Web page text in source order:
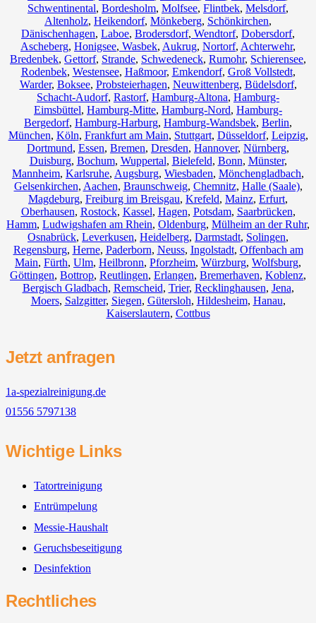
Schwentinental, Bordesholm, Molfsee, Flintbek, Melsdorf,
Altenholz, Heikendorf, Mönkeberg, Schönkirchen,
Dänischenhagen, Laboe, Brodersdorf, Wendtorf, Dobersdorf,
Ascheberg, Honigsee, Wasbek, Aukrug, Nortorf, Achterwehr,
Bredenbek, Gettorf, Strande, Schwedeneck, Rumohr, Schierensee,
Rodenbek, Westensee, Haßmoor, Emkendorf, Groß Vollstedt,
Warder, Boksee, Probsteierhagen, Neuwittenberg, Büdelsdorf,
Schacht-Audorf, Rastorf, Hamburg-Altona, Hamburg-
Eimsbüttel, Hamburg-Mitte, Hamburg-Nord, Hamburg-
Bergedorf, Hamburg-Harburg, Hamburg-Wandsbek, Berlin,
München, Köln, Frankfurt am Main, Stuttgart, Düsseldorf, Leipzig,
Dortmund, Essen, Bremen, Dresden, Hannover, Nürnberg,
Duisburg, Bochum, Wuppertal, Bielefeld, Bonn, Münster,
Mannheim, Karlsruhe, Augsburg, Wiesbaden, Mönchengladbach,
Gelsenkirchen, Aachen, Braunschweig, Chemnitz⁠, Halle (Saale),
Magdeburg, Freiburg im Breisgau, Krefeld, Mainz, Erfurt,
Oberhausen, Rostock, Kassel, Hagen, Potsdam, Saarbrücken,
Hamm, Ludwigshafen am Rhein, Oldenburg, Mülheim an der Ruhr,
Osnabrück, Leverkusen, Heidelberg, Darmstadt, Solingen,
Regensburg, Herne, Paderborn, Neuss, Ingolstadt, Offenbach am
Main, Fürth, Ulm, Heilbronn, Pforzheim, Würzburg, Wolfsburg,
Göttingen, Bottrop, Reutlingen, Erlangen, Bremerhaven, Koblenz,
Bergisch Gladbach, Remscheid, Trier, Recklinghausen, Jena,
Moers, Salzgitter, Siegen, Gütersloh, Hildesheim, Hanau,
Kaiserslautern, Cottbus
Jetzt anfragen
1a-spezialreinigung.de
01556 5797138
Wichtige Links
Tatortreinigung
Entrümpelung
Messie-Haushalt
Geruchsbeseitigung
Desinfektion
Rechtliches